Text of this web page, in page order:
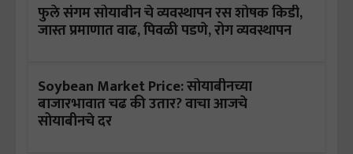
फुले संगम सोयाबीन चे व्यवस्थापन रस शोषक किडी,
जास्त प्रमाणात वाढ, पिवळी पडणे, रोग व्यवस्थापन
Soybean Market Price: सोयाबीनच्या
बाजारभावात चढ की उतार? वाचा आजचे
सोयाबीनचे दर